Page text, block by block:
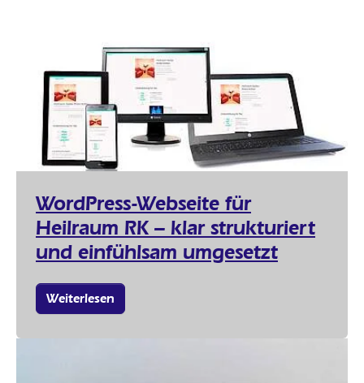
WordPress-Webseite für
Heilraum RK – klar strukturiert
und einfühlsam umgesetzt
Weiterlesen